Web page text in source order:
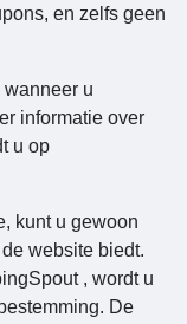
en zelfs geen
u
informatie over
u op
kunt u gewoon
website biedt.
, wordt u
De